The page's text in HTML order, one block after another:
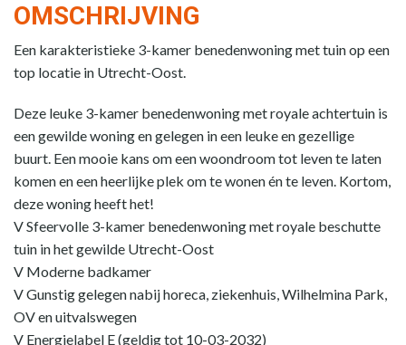
OMSCHRIJVING
Een karakteristieke 3-kamer benedenwoning met tuin op een
top locatie in Utrecht-Oost.
Deze leuke 3-kamer benedenwoning met royale achtertuin is
een gewilde woning en gelegen in een leuke en gezellige
buurt. Een mooie kans om een woondroom tot leven te laten
komen en een heerlijke plek om te wonen én te leven. Kortom,
deze woning heeft het!
V Sfeervolle 3-kamer benedenwoning met royale beschutte
tuin in het gewilde Utrecht-Oost
V Moderne badkamer
V Gunstig gelegen nabij horeca, ziekenhuis, Wilhelmina Park,
OV en uitvalswegen
V Energielabel E (geldig tot 10-03-2032)